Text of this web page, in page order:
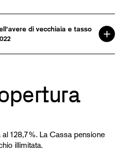
di vecchiaia e tasso
128,7%. La Cassa pensione
illimitata.